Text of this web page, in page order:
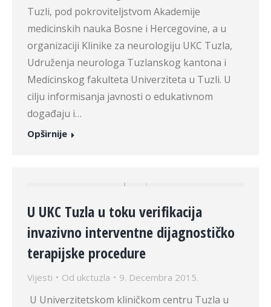
Tuzli, pod pokroviteljstvom Akademije
medicinskih nauka Bosne i Hercegovine, a u
organizaciji Klinike za neurologiju UKC Tuzla,
Udruženja neurologa Tuzlanskog kantona i
Medicinskog fakulteta Univerziteta u Tuzli. U
cilju informisanja javnosti o edukativnom
događaju i…
Opširnije
U UKC Tuzla u toku verifikacija
invazivno interventne dijagnostičko
terapijske procedure
Vijesti Od ukctuzla 9. Decembra 2015.
U Univerzitetskom kliničkom centru Tuzla u